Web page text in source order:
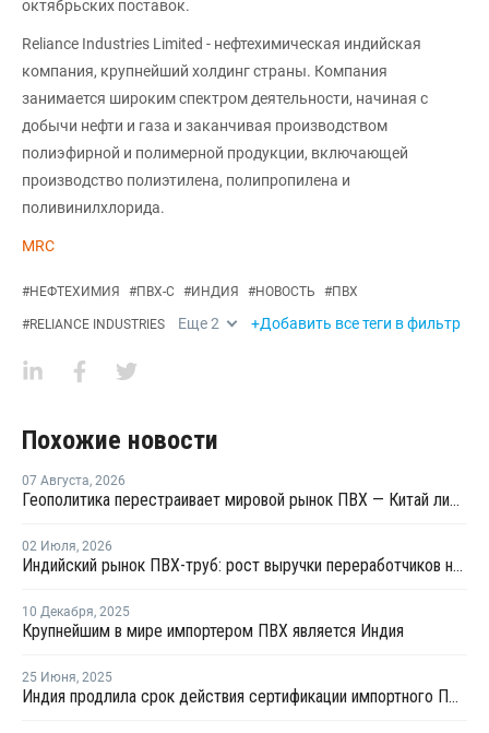
октябрьских поставок.
Reliance Industries Limited - нефтехимическая индийская
компания, крупнейший холдинг страны. Компания
занимается широким спектром деятельности, начиная с
добычи нефти и газа и заканчивая производством
полиэфирной и полимерной продукции, включающей
производство полиэтилена, полипропилена и
поливинилхлорида.
MRC
#НЕФТЕХИМИЯ #ПВХ-С #ИНДИЯ #НОВОСТЬ #ПВХ
#RELIANCE INDUSTRIES Еще2 +Добавить все теги в фильтр
Похожие новости
07 Августа, 2026
Геополитика перестраивает мировой рынок ПВХ — Китай лидирует в экспорте
02 Июля, 2026
Индийский рынок ПВХ-труб: рост выручки переработчиков на фоне высоких цен на смолу
10 Декабря, 2025
Крупнейшим в мире импортером ПВХ является Индия
25 Июня, 2025
Индия продлила срок действия сертификации импортного ПВХ на шесть месяцев